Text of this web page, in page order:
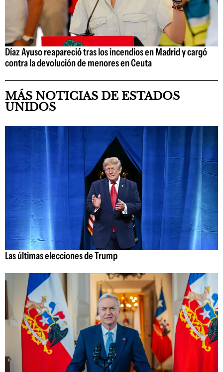
Díaz Ayuso reapareció tras los incendios en Madrid y cargó
contra la devolución de menores en Ceuta
MÁS NOTICIAS DE ESTADOS
UNIDOS
Las últimas elecciones de Trump